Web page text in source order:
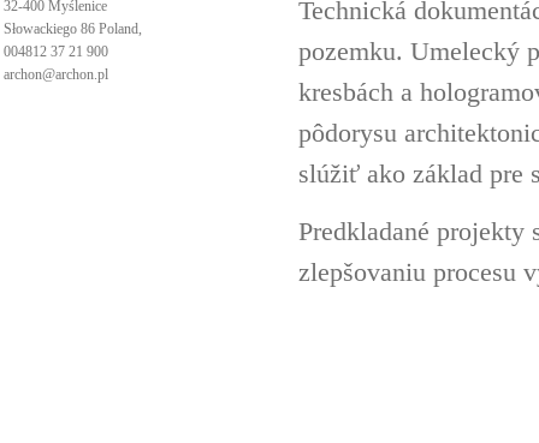
32-400 Myślenice
Słowackiego 86 Poland,
004812 37 21 900
archon@archon.pl
Technická
pozemku. Umelecký
kresbách a
pôdorysu
slúžiť ako základ pre
Predkladané
zlepšovaniu procesu